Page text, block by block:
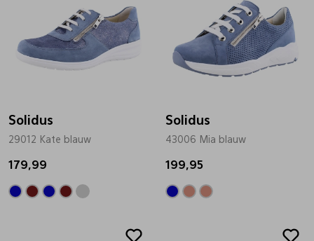
Solidus
29012 Kate blauw
179,99
Solidus
43006 Mia blauw
199,95